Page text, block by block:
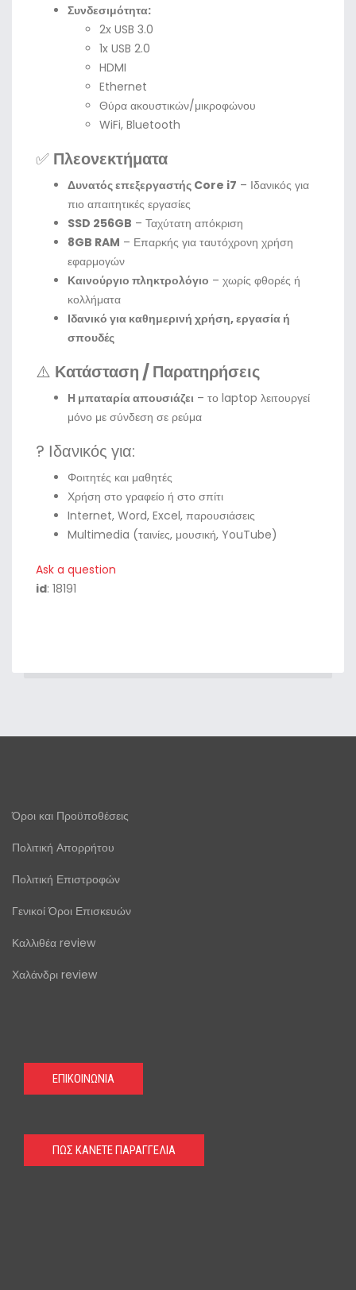
Συνδεσιμότητα:
2x USB 3.0
1x USB 2.0
HDMI
Ethernet
Θύρα ακουστικών/μικροφώνου
WiFi, Bluetooth
✅ Πλεονεκτήματα
Δυνατός επεξεργαστής Core i7 – Ιδανικός για
πιο απαιτητικές εργασίες
SSD 256GB – Ταχύτατη απόκριση
8GB RAM – Επαρκής για ταυτόχρονη χρήση
εφαρμογών
Καινούργιο πληκτρολόγιο – χωρίς φθορές ή
κολλήματα
Ιδανικό για καθημερινή χρήση, εργασία ή
σπουδές
⚠️ Κατάσταση / Παρατηρήσεις
Η μπαταρία απουσιάζει – το laptop λειτουργεί
μόνο με σύνδεση σε ρεύμα
? Ιδανικός για:
Φοιτητές και μαθητές
Χρήση στο γραφείο ή στο σπίτι
Internet, Word, Excel, παρουσιάσεις
Multimedia (ταινίες, μουσική, YouTube)
Ask a question
id: 18191
Όροι και Προϋποθέσεις
Πολιτική Απορρήτου
Πολιτική Επιστροφών
Γενικοί Όροι Επισκευών
Καλλιθέα review
Χαλάνδρι review
ΕΠΙΚΟΙΝΩΝΙΑ
ΠΩΣ ΚΑΝΕΤΕ ΠΑΡΑΓΓΕΛΙΑ